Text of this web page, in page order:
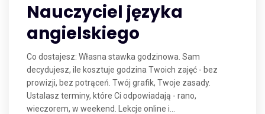
Nauczyciel języka
angielskiego
Co dostajesz: Własna stawka godzinowa. Sam
decydujesz, ile kosztuje godzina Twoich zajęć - bez
prowizji, bez potrąceń. Twój grafik, Twoje zasady.
Ustalasz terminy, które Ci odpowiadają - rano,
wieczorem, w weekend. Lekcje online i...